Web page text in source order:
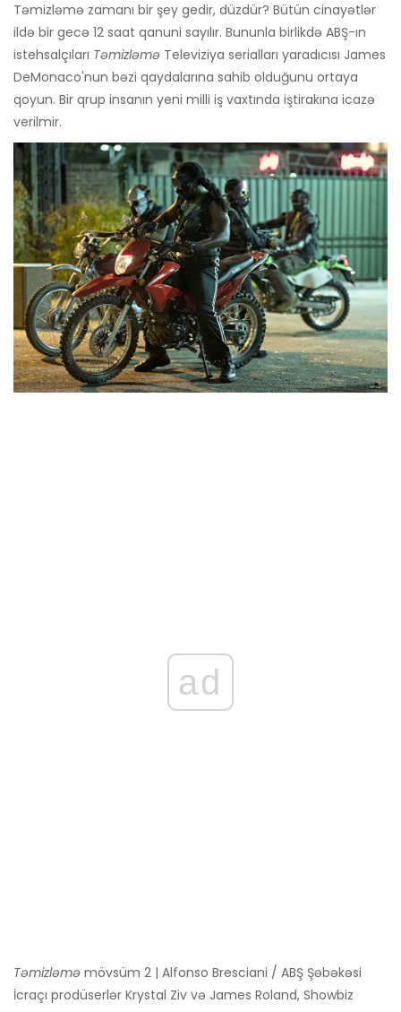
Təmizləmə zamanı bir şey gedir, düzdür? Bütün cinayətlər
ildə bir gecə 12 saat qanuni sayılır. Bununla birlikdə ABŞ-ın
istehsalçıları Təmizləmə Televiziya serialları yaradıcısı James
DeMonaco'nun bəzi qaydalarına sahib olduğunu ortaya
qoyun. Bir qrup insanın yeni milli iş vaxtında iştirakına icazə
verilmir.
ad
Təmizləmə mövsüm 2 | Alfonso Bresciani / ABŞ Şəbəkəsi
İcraçı prodüserlər Krystal Ziv və James Roland, Showbiz